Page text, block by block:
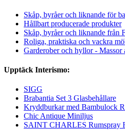
Skåp, byråer och liknande för
Hållbart producerade produkter
Skåp, byråer och liknande från
Roliga, praktiska och vackra
Garderober och hyllor -
Upptäck Interismo:
SIGG
Brabantia Set 3 Glasbehållare
Kryddburkar med Bambulock
Chic Antique Miniljus
SAINT CHARLES Rumspray